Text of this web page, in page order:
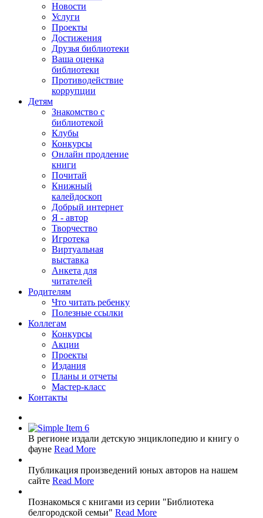
Новости
Услуги
Проекты
Достижения
Друзья библиотеки
Ваша оценка
библиотеки
Противодействие
коррупции
Детям
Знакомство с
библиотекой
Клубы
Конкурсы
Онлайн продление
книги
Почитай
Книжный
калейдоскоп
Добрый интернет
Я - автор
Творчество
Игротека
Виртуальная
выставка
Анкета для
читателей
Родителям
Что читать ребенку
Полезные ссылки
Коллегам
Конкурсы
Акции
Проекты
Издания
Планы и отчеты
Мастер-класс
Контакты
В регионе издали детскую энциклопедию и книгу о
фауне Read More
Публикация произведений юных авторов на нашем
сайте Read More
Познакомься с книгами из серии "Библиотека
белгородской семьи" Read More